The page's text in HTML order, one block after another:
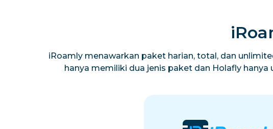
iRoamly menawarkan paket harian, total, dan
hanya memiliki dua jenis paket dan Holafly